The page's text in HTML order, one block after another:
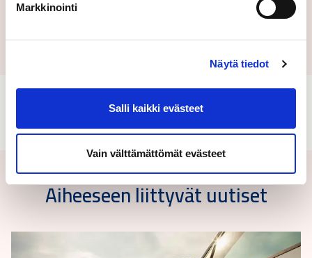
Markkinointi
Näytä tiedot
Salli kaikki evästeet
Vain välttämättömät evästeet
Aiheeseen liittyvät uutiset